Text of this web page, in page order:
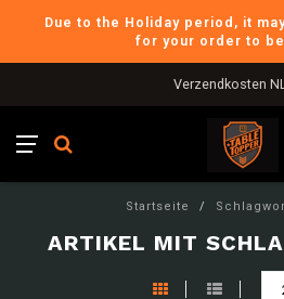
Due to the Holiday period, it
for your order to
Verzendkosten
Startseite /
ARTIKEL MIT